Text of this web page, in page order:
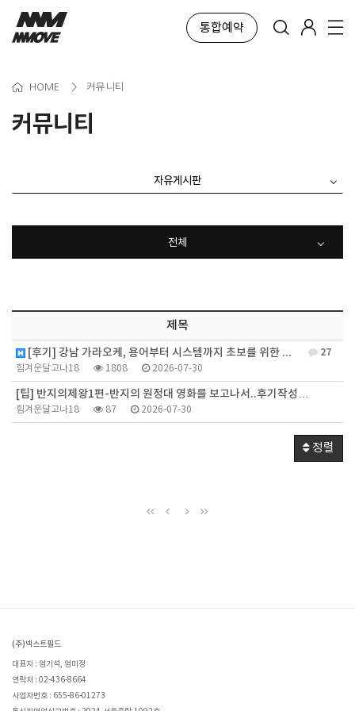
통합예약
HOME > 커뮤니티
커뮤니티
자유게시판
전체
제목
27
[후기] 강남 가라오케, 용어부터 시스템까지 초보를 위한 정리새…
힘겨운달고나18 1808 2026-07-30
[팁] 반지의제왕1편-반지의 원정대 영화를 보고나서..후기작성…
힘겨운달고나18 87 2026-07-30
정렬
(주)넥스트필드
대표자 : 엄기석, 엄미정
연락처 : 02-436-8664
사업자번호 : 655-86-01273